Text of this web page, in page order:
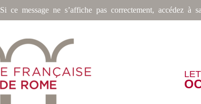
Si ce message ne s’affiche pas correctement, accédez à